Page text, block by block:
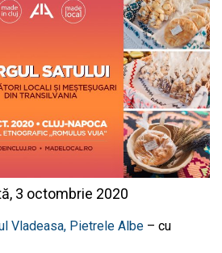
3 octombrie 2020
Vladeasa, Pietrele Albe – cu